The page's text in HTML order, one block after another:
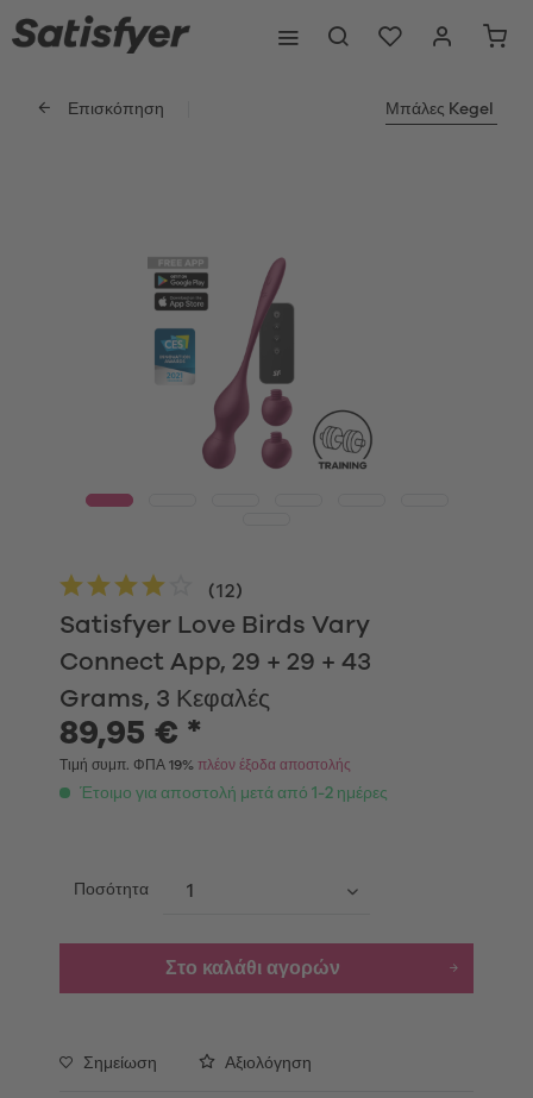
Επισκόπηση Μπάλες Kegel
Satisfyer Love Birds Vary
Connect App, 29 + 29 + 43
Grams, 3 Κεφαλές
(12)
89,95 € *
Τιμή συμπ. ΦΠΑ 19% πλέον έξοδα αποστολής
Έτοιμο για αποστολή μετά από 1-2 ημέρες
Ποσότητα
Στο καλάθι αγορών
Σημείωση Αξιολόγηση